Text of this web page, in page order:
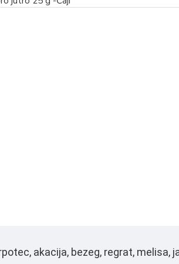
akacija, bezeg, regrat, melisa,